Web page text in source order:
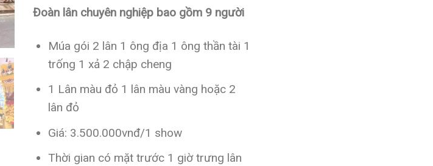
Đoàn lân chuyên nghiệp bao gồm 9 người
Múa gói 2 lân 1 ông địa 1 ông thần tài 1
trống 1 xả 2 chập cheng
1 Lân màu đỏ 1 lân màu vàng hoặc 2
lân đỏ
Giá: 3.500.000vnđ/1 show
Thời gian có mặt trước 1 giờ trưng lân